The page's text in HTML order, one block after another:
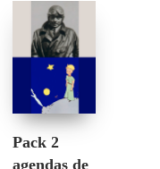
Pack 2
agendas de